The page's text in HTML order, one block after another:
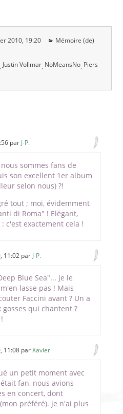
2010, 19:20
Mémoire (de)
Justin Vollmar NoMeansNo Piers
par J-P.
sommes fans de
son excellent 1er album
selon nous) ?!
tout ; moi, évidemment
di Roma" ! Elégant,
c'est exactement cela !
11:02 par J-P.
Blue Sea"... je le
lasse pas ! Mais
Faccini avant ? Un a
qui chantent ?
11:08 parXavier
un petit moment avec
fan, nous avions
en concert, dont
préféré). je n'ai plus